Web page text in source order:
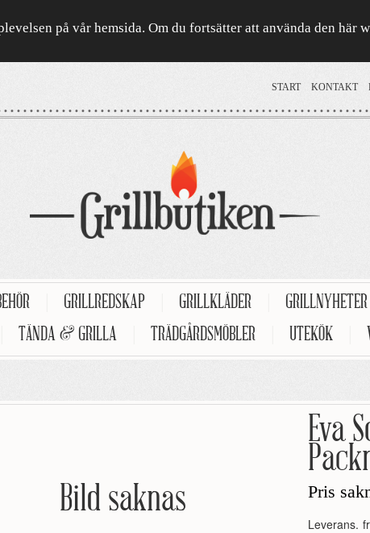
på vår hemsida. Om du fortsätter att använda den här
START KONTAKT
GRILLREDSKAP GRILLKLÄDER GRILLNYHETER
TÄNDA & GRILLA TRÄDGÅRDSMÖBLER UTEKÖK
Bild saknas
Eva
Pris
Leverans.